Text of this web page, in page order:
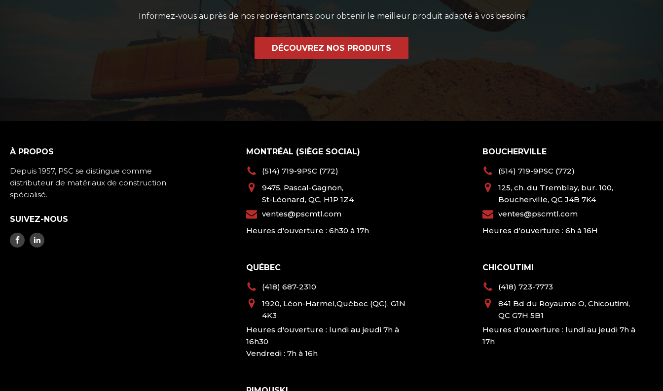
Informez-vous auprès de nos représentants pour obtenir le meilleur produit adapté à vos besoins
DÉCOUVREZ NOS PRODUITS
À PROPOS
Depuis 1957, PSC se distingue comme
distributeur de matériaux de construction
spécialisé.
SUIVEZ-NOUS
MONTRÉAL (SIÈGE SOCIAL)
(514) 719-9PSC (772)
9475, Pascal-Gagnon,
St-Léonard, QC, H1P 1Z4
ventes@pscmtl.com
Heures d'ouverture : 6h30 à 17h
QUÉBEC
(418) 687-2310
1920, Léon-Harmel,Québec (QC), G1N
4K3
Heures d'ouverture : lundi au jeudi 7h à
16h30
Vendredi : 7h à 16h
BOUCHERVILLE
(514) 719-9PSC (772)
125, ch. du Tremblay, bur. 100,
Boucherville, QC J4B 7K4
ventes@pscmtl.com
Heures d'ouverture : 6h à 16H
CHICOUTIMI
(418) 723-7773
841 Bd du Royaume O, Chicoutimi,
QC G7H 5B1
Heures d'ouverture : lundi au jeudi 7h à
17h